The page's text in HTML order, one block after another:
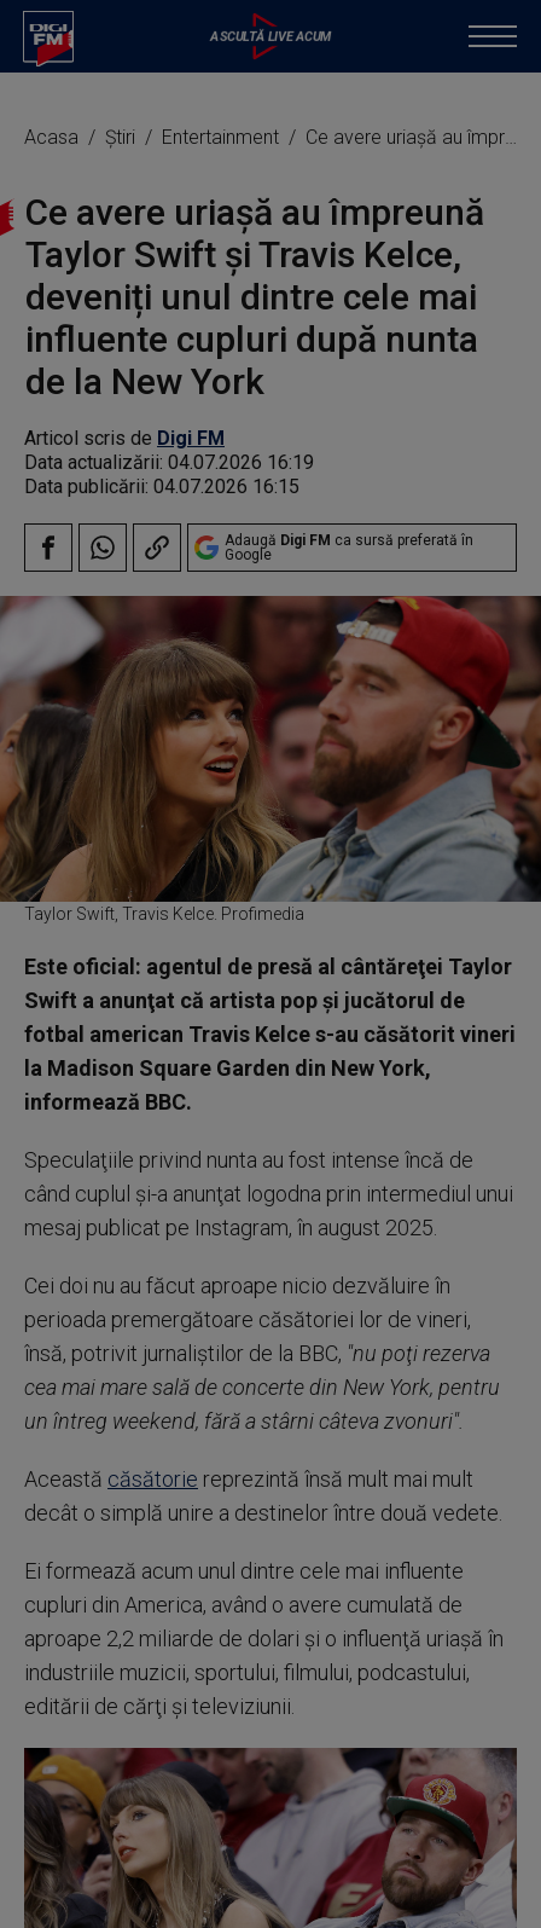
Acasa Știri Entertainment Ce avere uriașă au împreună Taylor Swift și Travis Kelce, deveniți unul dintre cele mai influente cupluri după nunta de la New York
Ce avere uriașă au împreună
Taylor Swift și Travis Kelce,
deveniți unul dintre cele mai
influente cupluri după nunta
de la New York
Articol scris de Digi FM
Data actualizării: 04.07.2026 16:19
Data publicării: 04.07.2026 16:15
Adaugă Digi FM ca sursă preferată în
Google
Taylor Swift, Travis Kelce. Profimedia
Este oficial: agentul de presă al cântăreţei Taylor
Swift a anunţat că artista pop şi jucătorul de
fotbal american Travis Kelce s-au căsătorit vineri
la Madison Square Garden din New York,
informează BBC.
Speculaţiile privind nunta au fost intense încă de
când cuplul şi-a anunţat logodna prin intermediul unui
mesaj publicat pe Instagram, în august 2025.
Cei doi nu au făcut aproape nicio dezvăluire în
perioada premergătoare căsătoriei lor de vineri,
însă, potrivit jurnaliştilor de la BBC, "nu poţi rezerva
cea mai mare sală de concerte din New York, pentru
un întreg weekend, fără a stârni câteva zvonuri".
Această căsătorie reprezintă însă mult mai mult
decât o simplă unire a destinelor între două vedete.
Ei formează acum unul dintre cele mai influente
cupluri din America, având o avere cumulată de
aproape 2,2 miliarde de dolari şi o influenţă uriaşă în
industriile muzicii, sportului, filmului, podcastului,
editării de cărţi şi televiziunii.